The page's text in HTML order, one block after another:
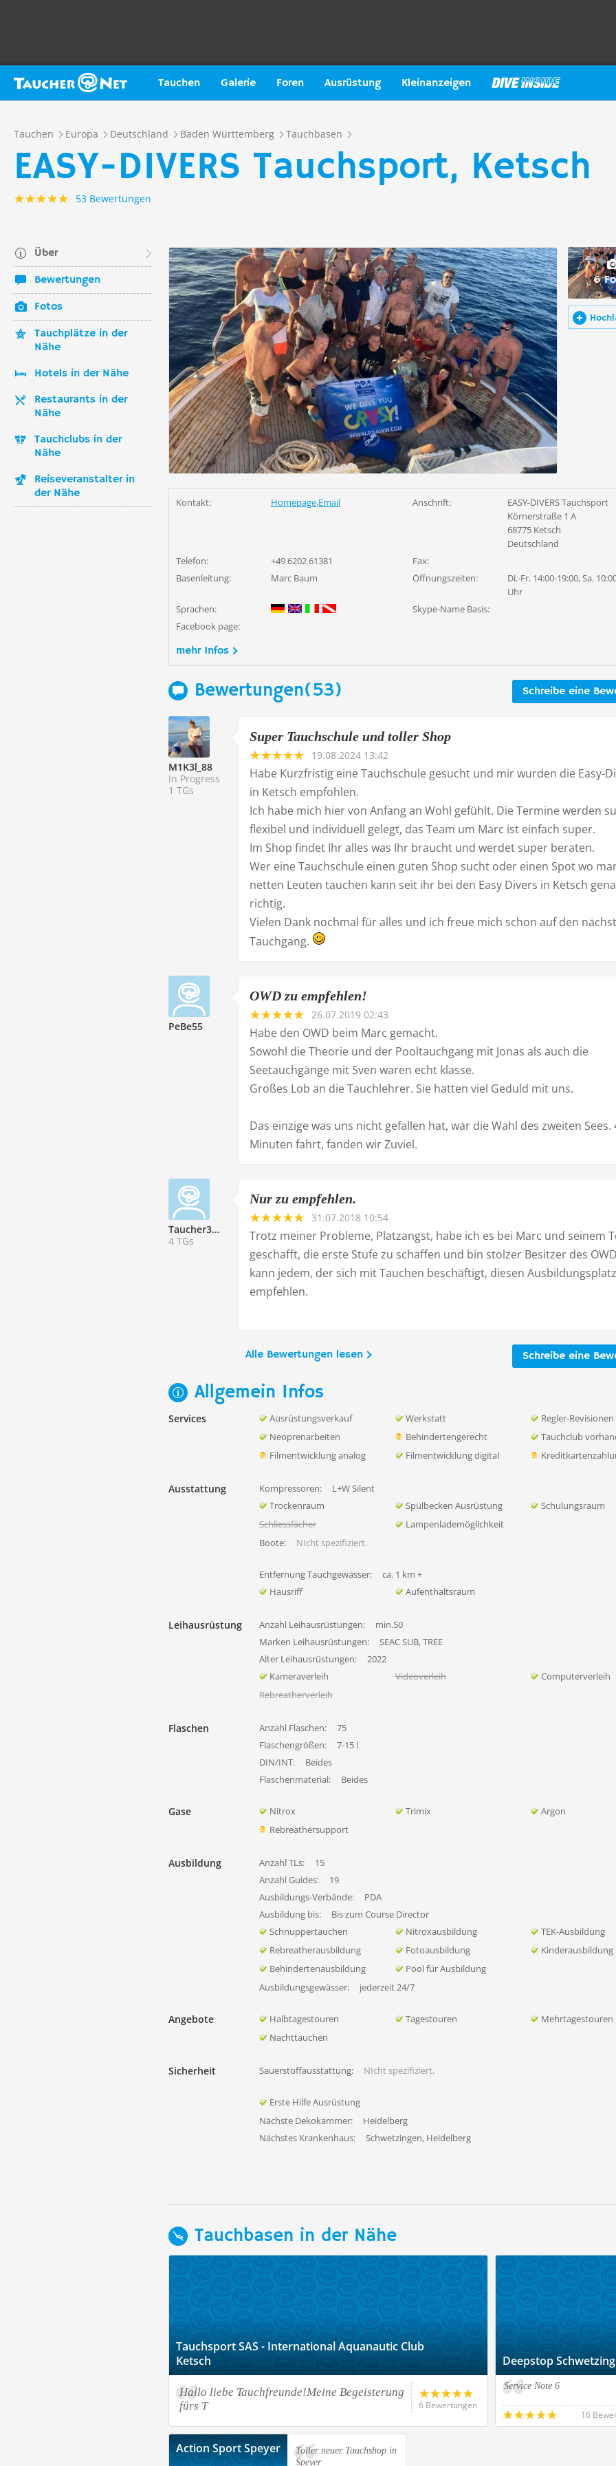
Tauchen Galerie Foren Ausrüstung Kleinanzeigen
Tauchen Europa Deutschland Baden Württemberg Tauchbasen
EASY-DIVERS Tauchsport, Ketsch
53 Bewertungen
Über
Bewertungen
Fotos
Tauchplätze in der
Nähe
Hotels in der Nähe
Restaurants in der
Nähe
Tauchclubs in der
Nähe
Reiseveranstalter in
der Nähe
6
Kontakt: Homepage,Email Anschrift:
EASY-DIVERS Tauchsport
Körnerstraße 1 A
68775 Ketsch
Deutschland
Telefon:
+49 6202 61381
Fax:
Basenleitung:
Marc Baum Öffnungszeiten:
Di.-Fr. 14:00-19:00, Sa.
Uhr
Sprachen:
Skype-Name Basis:
Facebook page:
mehr Infos
Schreibe eine
Bewertungen(53)
M1K3l_88
In Progress
1 TGs
Super Tauchschule und toller Shop
19.08.2024 13:42
Habe Kurzfristig eine Tauchschule gesucht und mir wurden die Easy-
in Ketsch empfohlen.
Ich habe mich hier von Anfang an Wohl gefühlt. Die Termine werden
flexibel und individuell gelegt, das Team um Marc ist einfach super.
Im Shop findet Ihr alles was Ihr braucht und werdet super beraten.
Wer eine Tauchschule einen guten Shop sucht oder einen Spot wo
netten Leuten tauchen kann seit ihr bei den Easy Divers in Ketsch
richtig.
Vielen Dank nochmal für alles und ich freue mich schon auf den
Tauchgang.
PeBe55
OWD zu empfehlen!
26.07.2019 02:43
Habe den OWD beim Marc gemacht.
Sowohl die Theorie und der Pooltauchgang mit Jonas als auch die
Seetauchgänge mit Sven waren echt klasse.
Großes Lob an die Tauchlehrer. Sie hatten viel Geduld mit uns.
Das einzige was uns nicht gefallen hat, war die Wahl des zweiten Sees.
Minuten fahrt, fanden wir Zuviel.
Taucher325044
4 TGs
Nur zu empfehlen.
31.07.2018 10:54
Trotz meiner Probleme, Platzangst, habe ich es bei Marc und seinem
geschafft, die erste Stufe zu schaffen und bin stolzer Besitzer des
kann jedem, der sich mit Tauchen beschäftigt, diesen Ausbildungsplatz
empfehlen.
Schreibe eine
Alle Bewertungen lesen
Allgemein Infos
Services Ausrüstungsverkauf Werkstatt
Regler-Revisionen
Neoprenarbeiten
Behindertengerecht
Tauchclub
Filmentwicklung analog
Filmentwicklung digital
Ausstattung Kompressoren:
L+W Silent
Trockenraum
Spülbecken Ausrüstung
Schulungsraum
Schliessfächer
Lampenlademöglichkeit
Boote:
NIcht spezifiziert.
Entfernung Tauchgewässer:
ca. 1 km +
Hausriff
Aufenthaltsraum
Leihausrüstung Anzahl Leihausrüstungen:
min.50
Marken Leihausrüstungen:
SEAC SUB, TREE
Alter Leihausrüstungen:
2022
Kameraverleih
Videoverleih
Computerverleih
Rebreatherverleih
Flaschen Anzahl Flaschen:
75
Flaschengrößen:
7-15 l
DIN/INT:
Beides
Flaschenmaterial:
Beides
Gase Nitrox Trimix
Argon
Rebreathersupport
Ausbildung Anzahl TLs:
15
Anzahl Guides:
19
Ausbildungs-Verbände:
PDA
Ausbildung bis:
Bis zum Course Director
Schnuppertauchen
Nitroxausbildung
TEK-Ausbildung
Rebreatherausbildung
Fotoausbildung
Kinderausbildung
Behindertenausbildung
Pool für Ausbildung
Ausbildungsgewässer:
jederzeit 24/7
Angebote Halbtagestouren Tagestouren
Mehrtagestouren
Nachttauchen
Sicherheit Sauerstoffausstattung: NIcht spezifiziert.
Erste Hilfe Ausrüstung
Nächste Dekokammer:
Heidelberg
Nächstes Krankenhaus:
Schwetzingen, Heidelberg
Tauchbasen in der Nähe
Tauchsport SAS - International Aquanautic Club
Ketsch
Hallo liebe Tauchfreunde!Meine Begeisterung
fürs T
6 Bewertungen
Deepstop
Service Note 6
16
Action Sport Speyer
Toller neuer Tauchshop in
Speyer